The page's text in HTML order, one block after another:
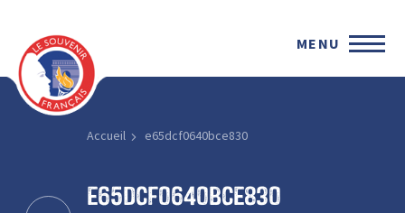
MENU
Accueil e65dcf0640bce830
e65dcf0640bce830